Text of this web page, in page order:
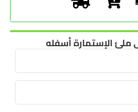
ملئ الإستمارة أسفله